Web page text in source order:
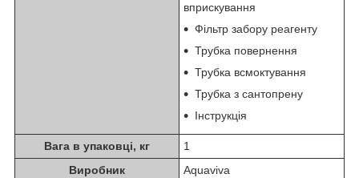
вприскування
Фільтр забору реагенту
Трубка повернення
Трубка всмоктування
Трубка з сантопрену
Інструкція
Вага в упаковці, кг
1
Виробник
Aquaviva